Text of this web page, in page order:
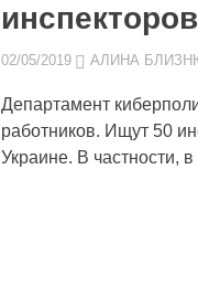
инспекторов
02/05/2019 АЛИНА
Департамент
работников. Ищут 50
Украине. В частности,